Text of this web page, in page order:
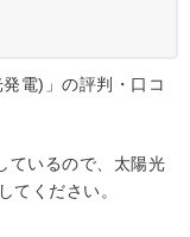
電)」の評判・口コ
ているので、太陽光
てください。